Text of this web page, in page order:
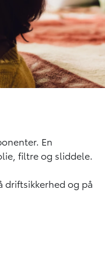
En
filtre og sliddele.
driftsikkerhed og på